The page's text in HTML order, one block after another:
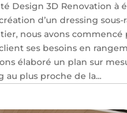
Design 3D Renovation à
d’un dressing
nous avons commencé
ses besoins en
élaboré un plan sur
au plus proche de la...